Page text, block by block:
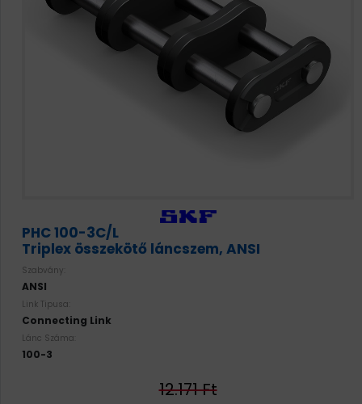
PHC 100-3C/L
Triplex összekötő láncszem, ANSI
Szabvány:
ANSI
Link Tipusa:
Connecting Link
Lánc Száma:
100-3
12.171 Ft